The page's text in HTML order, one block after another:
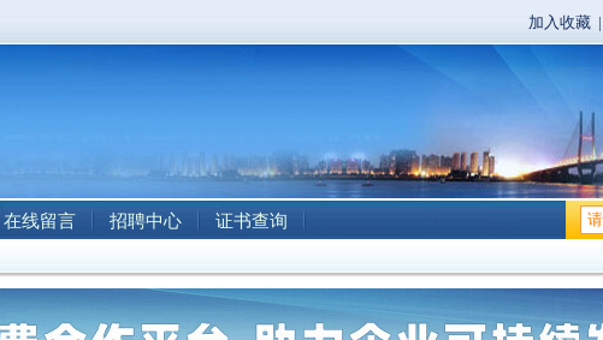
加入收藏 |
在线留言 招聘中心 证书查询